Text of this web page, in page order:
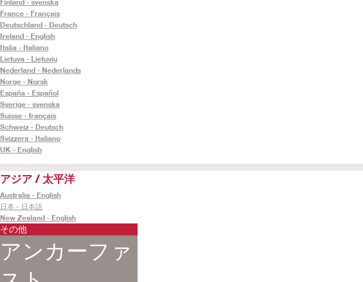
Finland - svenska
France - Français
Deutschland - Deutsch
Ireland - English
Italia - Italiano
Lietuva - Lietuvių
Nederland - Nederlands
Norge - Norsk
España - Español
Sverige - svenska
Suisse - français
Schweiz - Deutsch
Svizzera - Italiano
UK - English
アジア / 太平洋
Australia - English
日本 - 日本語
New Zealand - English
その他
アンカーファ